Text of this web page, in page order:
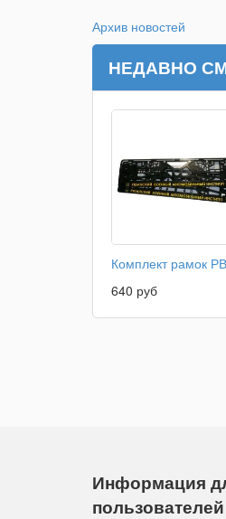
Архив новостей
НЕДАВНО
Комплект рамок
640 руб
Информация
пользователей